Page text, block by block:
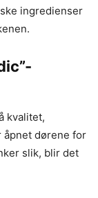
ingredienser
kvalitet,
åpnet dørene for
slik, blir det